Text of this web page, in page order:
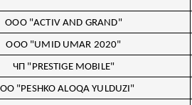
ООО "ACTIV AND GRAND"
ООО "UMID UMAR 2020"
ЧП "PRESTIGE MOBILE"
"PESHKO ALOQA YULDUZI"